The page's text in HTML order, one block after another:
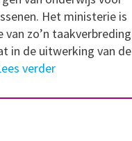
Het ministerie is
zo’n taakverbreding
in de uitwerking van de
verder